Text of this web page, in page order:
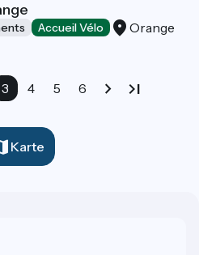
Accueil Vélo Orange
3 4 5 6
Karte